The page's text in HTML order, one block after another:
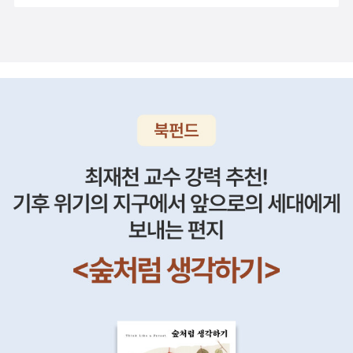
Kapital>의 논리 중 하나는 이율배반의 상황에서 둘 다 옳다고
했을 때 힘의 논리가 들어올 수 밖에 없다는 것이다. 이를 방지하
나가면 원래 출발점인 <토지 5>에서 가출해서 이번 페이퍼에서
는 영영 돌아오지 못할테니 이만 멈추는 것으로 하되, <자본>을
관통하는 '착취'의 개념이 '모순'으로부터 나온다는 것까지만 담도
치율'이라는 상반된 해석에서 오는 차이. 이것이 <자본> 전체를
자본주의가 필연적으로 붕괴될 수밖에 없는 씨앗이기도 하다. 여
기까지. 내가 '모순'보다 더 중요하게 생각하는 것은 '역설'입니다.
는 것이 인신 사상의 요지다. 그 자체로는 대단히 양가적인 이 궤
이 인물의 도덕성과 믿음의 깊이다. 즉, 표트르가 치사한 행동분
자여야 하는 것처럼, 스타브로긴이 미남의 부유한 귀족이어야 하
는 것처럼, 또 샤토프가 불쌍하고 못생긴 농노여야 하는 것처럼
키릴로프는 절대적으로 선한 인물이어야 한다. 키릴로프는 매순
간 ‘좋음’을 느끼기에, 자살의 관념에 탐닉하는 만큼이나 삶을 사
랑하고 즐긴다. 죽을 날을 세면서도 건강을 위해 공놀이와 맨손체
조를 한다. 완전히 고립된 채 살지만 누구와도(샤토프, 페디카, 옆
집 갓난아이) 조화로운 공존을 영위할 수 있다. 극도로 궁핍한 형
는 그냥 그 자체를 즐기는 듯싶다. 그가 관념을 먹어치웠든 관념
반한 만큼 <악령>은 총체적인 혼돈을 피할 수 없다. 그렇다면
상의 이론적 진앙을 살펴볼 필요가 있다. (중략) 반면, 도스토예
프스키에게 있어 니힐리즘은 단순히 젊은 급진 세력의 전유물이
아니었다. 그의 과도한 불안과 혐오는 타인에 대한 비판이나 경고
스체판 베르호벤스키의 장황한 ‘신앙 고백’은 작가적 차원의 발언
아와 같아요. 환자에게서 나와 돼지 떼 속으로 들어간 그 악령들,
몰린 말레나 17> 설상가상으로 공습에서 말레나 아버지가 죽게
잃고 완전히 혼자가 된 말레나 18> 아버지의 장례식에서 많은 사
람들이 애도를 표하면서도 그녀에 대한 욕정을 표출한다. 19> 의
식처럼 스스로 머리카락을 자르는 말레나. 20> 빨강머리로 염색
하고 창녀처럼 입고 광장에 나선 말레나. 생계를 위해 창녀를 선
택. 21> 독일인에게 몸을 파는 말레나와 그것을 욕하는 마을 사
람들 22> 아버지는 레나토를 창녀촌으로 데려가고 동정을 떼게
한다. 말레나와 닮은 여자를 선택. 23> 연합군이 집권당이 되어
거리로 들어오고, 무솔리니의 사진이 떨어지고, 무조건 환호하는.
를 끌어내 집단 학살, 린치를 가하며 머리칼까지 자르는 등 임의
어 놓는데, 간추리면 이렇다: '돌들이 쏟아져 내려와 생물체들을
있던 마을에서도 수많은 사람들이 죽어간다. 사악한 유대인들과
기독교도이면서 그들과 공범인 사람들에 의해 사람들이 살해된
다.(...) 그것은 그들의 강과 식수원을 오염시켰기 때문이라는 것
이들을 일소한다.'(7-8쪽)대략 역사가들은 이 작품에페스트의 재
인가?지라르는 마치 '(추적) 사건과 진실'의 나레이터처럼 하나하